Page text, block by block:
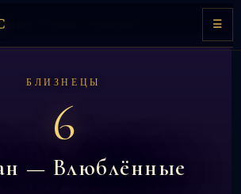
☰
БЛИЗНЕЦЫ
6
— Влюблённые